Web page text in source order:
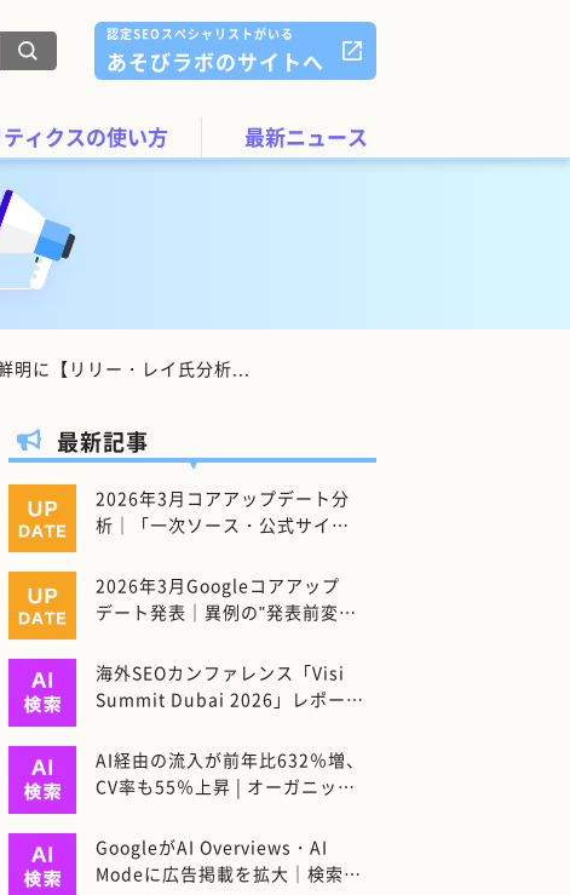
認定SEOスペシャリストがいる
あそびラボのサイトへ
ィクスの使い方 最新ニュース
明に【リリー・レイ氏分析...
最新記事
2026年3月コアアップデート分
析｜「一次ソース・公式サイ
リー・レイ氏分析】
2026年3月Googleコアアップ
デート発表｜異例の"発表前変
海外SEOカンファレンス「Visi
Summit Dubai 2026」レポート
のポイント
AI経由の流入が前年比632％増、
CV率も55％上昇 | オーガニック
【Contentsquare調べ】
GoogleがAI Overviews・AI
Modeに広告掲載を拡大｜検索広